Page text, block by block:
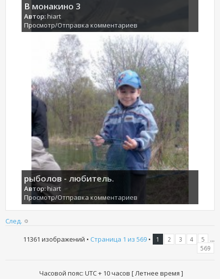
В монакино 3
Автор:hiart
Просмотр/Отправка комментариев
рыболов - любитель.
Автор:hiart
Просмотр/Отправка комментариев
След.
11361 изображений • Страница 1 из 569• 1 2 3 4 5 ...
569
Часовой пояс: UTC + 10 часов [ Летнее время ]